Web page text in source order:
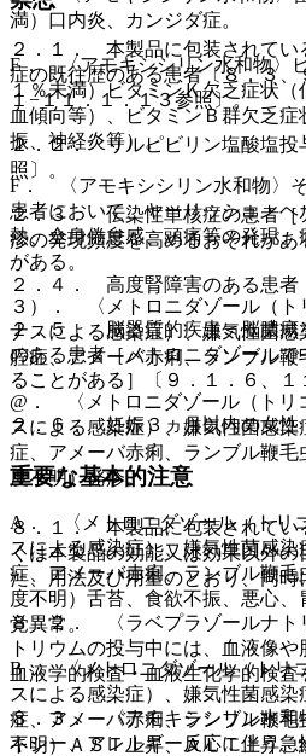
２．１． 本製品に包装されてい
症の既往歴のある患者〔８．３、
１−１１．１．１３参照〕。
２．２． リルピビリン塩酸塩投
照〕。
２．３． 伝染性単核症の患者［
疹の発現頻度を高めるおそれがあ
２．４． 高度腎障害のある患者
２．５． 脳器質的疾患＜脳膿瘍
のある患者［メトロニダゾール
ることがある］〔９．１．６、１
２．６． 妊娠３ヵ月以内の女性
重要な基本的注意
８．１． 本製品に包装されてい
くは本製品の効能又は効果以外
た、用法及び用量のとおり、同時
８．２． 〈ラベプラゾールナト
トリウムの投与中には、血液像
血液学的検査・血液生化学的検
８．３． 〈アモキシシリン水和
キシー、アレルギー反応に伴う
満）口内炎、カンジダ症。
E． 〈アモキシシリン水和物〉
１％未満）ビタミンＫ欠乏症状
血傾向等）、ビタミンＢ群欠乏
振、神経炎等）。
F． 〈アモキシシリン水和物〉
患者において、ヤーリッシュ・
熱、全身倦怠感、頭痛等の発現、
がある。
３）． 〈メトロニダゾール（ト
ナスによる感染症）、嫌気性菌
腟症、アメーバ赤痢、ランブル鞭
@． 〈メトロニダゾール（トリ
スによる感染症）、嫌気性菌感
症、アメーバ赤痢、ランブル鞭
度不明）発疹。
A． 〈メトロニダゾール（トリ
スによる感染症）、嫌気性菌感
症、アメーバ赤痢、ランブル鞭
度不明）舌苔、食欲不振、悪心
覚異常。
B． 〈メトロニダゾール（トリ
スによる感染症）、嫌気性菌感
症、アメーバ赤痢、ランブル鞭
不明）ＡＳＴ上昇、ＡＬＴ上昇、